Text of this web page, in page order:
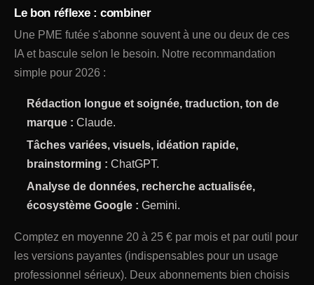
Le bon réflexe : combiner
Une PME futée s'abonne souvent à une ou deux de ces
IA et bascule selon le besoin. Notre recommandation
simple pour 2026 :
Rédaction longue et soignée, traduction, ton de
marque : Claude.
Tâches variées, visuels, idéation rapide,
brainstorming : ChatGPT.
Analyse de données, recherche actualisée,
écosystème Google : Gemini.
Comptez en moyenne 20 à 25 € par mois et par outil pour
les versions payantes (indispensables pour un usage
professionnel sérieux). Deux abonnements bien choisis